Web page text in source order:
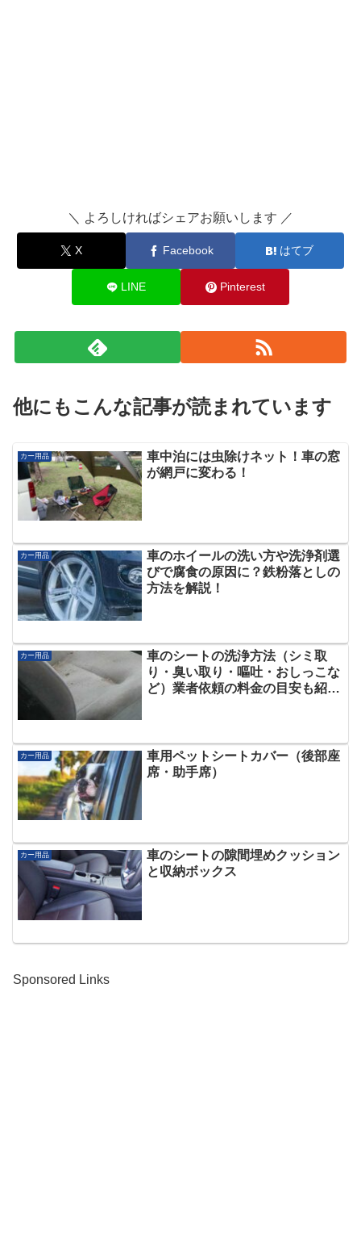
＼ よろしければシェアお願いします ／
X Facebook はてブ
LINE Pinterest
他にもこんな記事が読まれています
カー用品
車中泊には虫除けネット！車の窓
が網戸に変わる！
カー用品
車のホイールの洗い方や洗浄剤選
びで腐食の原因に？鉄粉落としの
方法を解説！
カー用品
車のシートの洗浄方法（シミ取
り・臭い取り・嘔吐・おしっこな
ど）業者依頼の料金の目安も紹
カー用品
車用ペットシートカバー（後部座
席・助手席）
カー用品
車のシートの隙間埋めクッション
と収納ボックス
Sponsored Links